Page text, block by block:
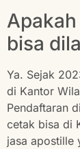
bisa
Ya. Sejak
di Kantor
Pendaftaran
cetak bisa di
jasa apostille